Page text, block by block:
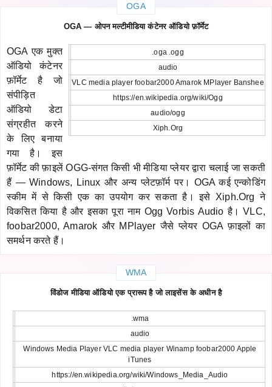
OGA
OGA — ओपन मल्टीमीडिया कंटेनर ऑडियो फ़ॉर्मेट
.oga .ogg
audio
VLC media player foobar2000 Amarok MPlayer Banshee
https://en.wikipedia.org/wiki/Ogg
audio/ogg
Xiph.Org
OGA एक मुक्त
ऑडियो कंटेनर
फ़ॉर्मेट है जो
संपीड़ित
ऑडियो डेटा
संग्रहीत करने
के लिए बनाया
गया है। इस
फ़ॉर्मेट की फ़ाइलें OGG-संगत किसी भी मीडिया प्लेयर द्वारा चलाई जा सकती
हैं — Windows, Linux और अन्य प्लेटफ़ॉर्म पर। OGA कई एन्कोडिंग
स्कीम में से किसी एक का उपयोग कर सकता है। इसे Xiph.Org ने
विकसित किया है और इसका पूरा नाम Ogg Vorbis Audio है। VLC,
foobar2000, Amarok और MPlayer जैसे प्लेयर OGA फ़ाइलों का
समर्थन करते हैं।
WMA
विंडोज मीडिया ऑडियो एक प्रारूप है जो लाइसेंस के अधीन है
.wma
audio
Windows Media Player VLC media player Winamp foobar2000 Apple
iTunes
https://en.wikipedia.org/wiki/Windows_Media_Audio